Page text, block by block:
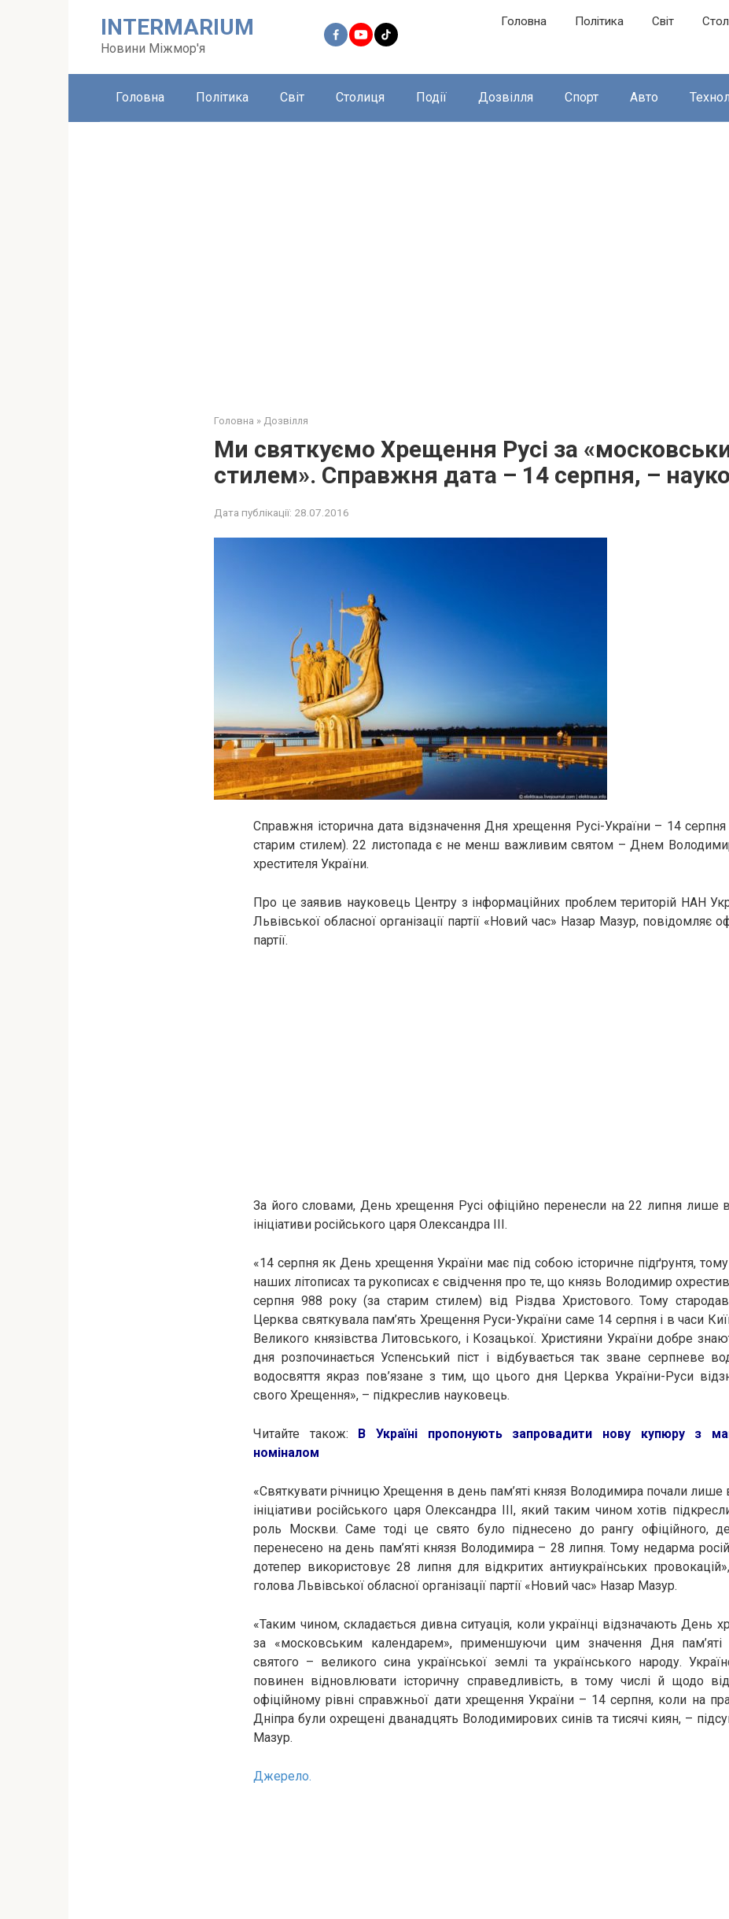
INTERMARIUM
Новини Міжмор'я
Головна Політика Світ
Головна Політика Світ Столиця Події Дозвілля Спорт Авто
Головна » Дозвілля
Ми святкуємо Хрещення Русі за
стилем». Справжня дата – 14 серпня, –
Дата публікації: 28.07.2016
Справжня історична дата відзначення Дня хрещення Русі-України – 14
старим стилем). 22 листопада є не менш важливим святом – Днем
хрестителя України.
Про це заявив науковець Центру з інформаційних проблем територій НАН
Львівської обласної організації партії «Новий час» Назар Мазур, повідомляє
партії.
За його словами, День хрещення Русі офіційно перенесли на 22 липня лише
ініціативи російського царя Олександра ІІІ.
«14 серпня як День хрещення України має під собою історичне підґрунтя,
наших літописах та рукописах є свідчення про те, що князь Володимир
серпня 988 року (за старим стилем) від Різдва Христового. Тому
Церква святкувала пам’ять Хрещення Руси-України саме 14 серпня і в часи
Великого князівства Литовського, і Козацької. Християни України добре
дня розпочинається Успенський піст і відбувається так зване серпневе
водосвяття якраз пов’язане з тим, що цього дня Церква України-Руси
свого Хрещення», – підкреслив науковець.
Читайте також: В Україні пропонують запровадити нову купюру з
номіналом
«Святкувати річницю Хрещення в день пам’яті князя Володимира почали лише
ініціативи російського царя Олександра ІІІ, який таким чином хотів
роль Москви. Саме тоді це свято було піднесено до рангу офіційного,
перенесено на день пам’яті князя Володимира – 28 липня. Тому недарма
дотепер використовує 28 липня для відкритих антиукраїнських
голова Львівської обласної організації партії «Новий час» Назар Мазур.
«Таким чином, складається дивна ситуація, коли українці відзначають День
за «московським календарем», применшуючи цим значення Дня пам’яті
святого – великого сина української землі та українського народу.
повинен відновлювати історичну справедливість, в тому числі й щодо
офіційному рівні справжньої дати хрещення України – 14 серпня, коли на
Дніпра були охрещені дванадцять Володимирових синів та тисячі киян, –
Мазур.
Джерело.